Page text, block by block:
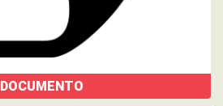
DOCUMENTO